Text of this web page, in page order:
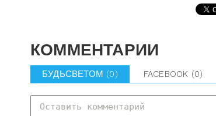
КОММЕНТАРИИ
БУДЬСВЕТОМ (0) FACEBOOK (0)